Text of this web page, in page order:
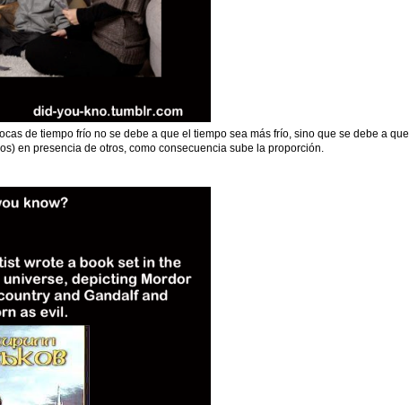
de tiempo frío no se debe a que el tiempo sea más frío, sino que se debe a que
en presencia de otros, como consecuencia sube la proporción.